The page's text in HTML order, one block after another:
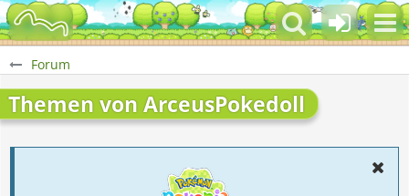
Forum
Themen von ArceusPokedoll